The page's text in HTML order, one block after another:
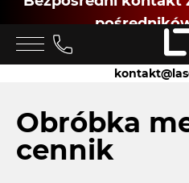
Obróbka
cennik